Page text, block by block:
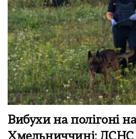
Вибухи на полігоні